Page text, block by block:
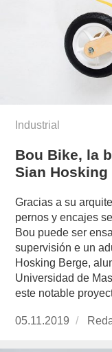
Industrial
Bou Bike, la
Sian Hosking
Gracias a su
pernos y encajes
Bou puede ser
supervisión e un
Hosking Berge,
Universidad de
este notable
Publicado
05.11.2019